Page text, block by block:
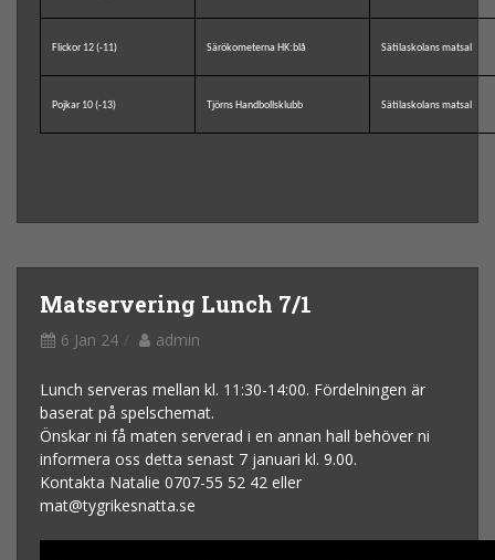
Flickor 12 (-11) Särökometerna HK:blå Sätilaskolans matsal
Pojkar 10 (-13) Tjörns Handbollsklubb Sätilaskolans matsal
Matservering Lunch 7/1
6 Jan 24 admin
Lunch serveras mellan kl. 11:30-14:00. Fördelningen är
baserat på spelschemat.
Önskar ni få maten serverad i en annan hall behöver ni
informera oss detta senast 7 januari kl. 9.00.
Kontakta Natalie 0707-55 52 42 eller
mat@tygrikesnatta.se